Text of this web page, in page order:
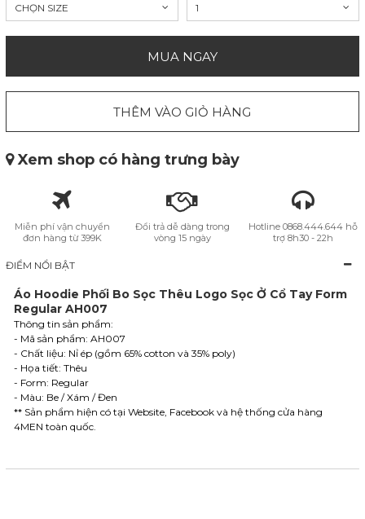
CHỌN SIZE 1
MUA NGAY
THÊM VÀO GIỎ HÀNG
Xem shop có hàng trưng bày
Miễn phí vận chuyển
đơn hàng từ 399K
Đổi trả dễ dàng trong
vòng 15 ngày
Hotline 0868.444.644 hỗ
trợ 8h30 - 22h
ĐIỂM NỔI BẬT
Áo Hoodie Phối Bo Sọc Thêu Logo Sọc Ở Cổ Tay Form
Regular AH007
Thông tin sản phẩm:
- Mã sản phẩm: AH007
- Chất liệu: Nỉ ép (gồm 65% cotton và 35% poly)
- Họa tiết: Thêu
- Form: Regular
- Màu: Be / Xám / Đen
** Sản phẩm hiện có tại Website, Facebook và hệ thống cửa hàng
4MEN toàn quốc.